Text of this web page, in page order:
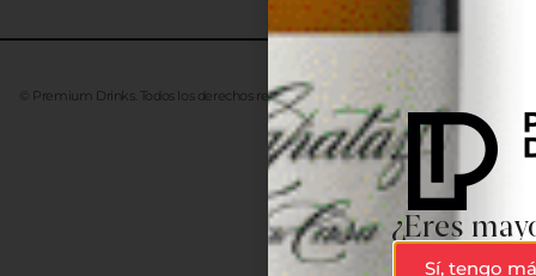
© Premium Drinks. Todos los derechos reservados. DesarrolladoAdvanze
¿Eres
Sí, tengo